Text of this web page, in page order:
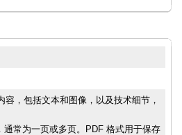
，包括文本和图像，以及技术细节，
常为一页或多页。PDF 格式用于保存